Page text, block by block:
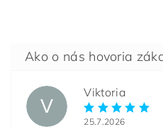
V
Viktoria
25.7.2026